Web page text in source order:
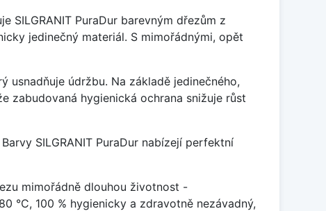
SILGRANIT PuraDur barevným dřezům z
jedinečný materiál. S mimořádnými, opět
údržbu. Na základě jedinečného,
zabudovaná hygienická ochrana snižuje růst
SILGRANIT PuraDur nabízejí perfektní
mimořádně dlouhou životnost -
°C, 100 % hygienicky a zdravotně nezávadný,